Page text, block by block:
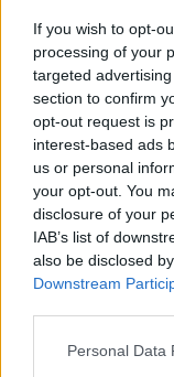
If you wish to opt-
processing of your
targeted
section to confirm
opt-out request is
interest-based ads
us or personal
your opt-out. You
disclosure of your
IAB’s list of
also be disclosed
Downstream
Personal Data
Dita e tetë e
Divjakë, banorët